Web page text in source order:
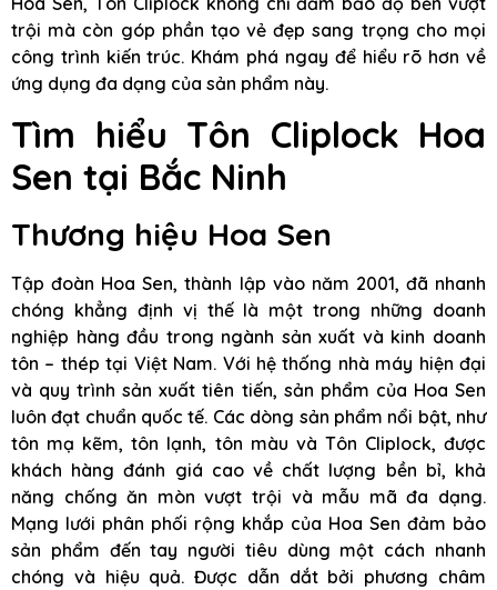
trội mà còn góp phần tạo vẻ đẹp sang trọng cho mọi
công trình kiến trúc. Khám phá ngay để hiểu rõ hơn về
ứng dụng đa dạng của sản phẩm này.
Tìm hiểu Tôn Cliplock Hoa
Sen tại Bắc Ninh
Thương hiệu Hoa Sen
Tập đoàn Hoa Sen, thành lập vào năm 2001, đã nhanh
chóng khẳng định vị thế là một trong những doanh
nghiệp hàng đầu trong ngành sản xuất và kinh doanh
tôn – thép tại Việt Nam. Với hệ thống nhà máy hiện đại
và quy trình sản xuất tiên tiến, sản phẩm của Hoa Sen
luôn đạt chuẩn quốc tế. Các dòng sản phẩm nổi bật, như
tôn mạ kẽm, tôn lạnh, tôn màu và Tôn Cliplock, được
khách hàng đánh giá cao về chất lượng bền bỉ, khả
năng chống ăn mòn vượt trội và mẫu mã đa dạng.
Mạng lưới phân phối rộng khắp của Hoa Sen đảm bảo
sản phẩm đến tay người tiêu dùng một cách nhanh
chóng và hiệu quả. Được dẫn dắt bởi phương châm